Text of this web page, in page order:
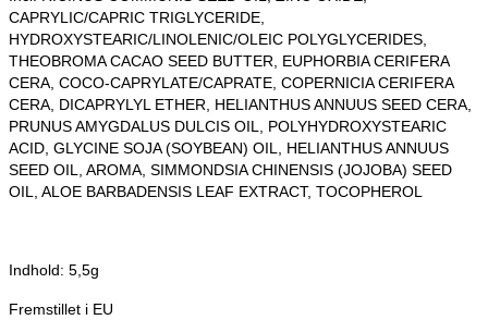
CAPRYLIC/CAPRIC TRIGLYCERIDE,
HYDROXYSTEARIC/LINOLENIC/OLEIC POLYGLYCERIDES,
THEOBROMA CACAO SEED BUTTER, EUPHORBIA CERIFERA
CERA, COCO-CAPRYLATE/CAPRATE, COPERNICIA CERIFERA
CERA, DICAPRYLYL ETHER, HELIANTHUS ANNUUS SEED CERA,
PRUNUS AMYGDALUS DULCIS OIL, POLYHYDROXYSTEARIC
ACID, GLYCINE SOJA (SOYBEAN) OIL, HELIANTHUS ANNUUS
SEED OIL, AROMA, SIMMONDSIA CHINENSIS (JOJOBA) SEED
OIL, ALOE BARBADENSIS LEAF EXTRACT, TOCOPHEROL
Indhold: 5,5g
Fremstillet i EU